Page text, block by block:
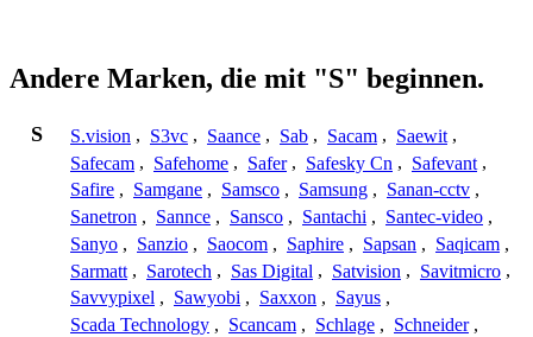
Andere Marken, die mit "S" beginnen.
S S.vision , S3vc , Saance , Sab , Sacam , Saewit ,
Safecam , Safehome , Safer , Safesky Cn , Safevant ,
Safire , Samgane , Samsco , Samsung , Sanan-cctv ,
Sanetron , Sannce , Sansco , Santachi , Santec-video ,
Sanyo , Sanzio , Saocom , Saphire , Sapsan , Saqicam ,
Sarmatt , Sarotech , Sas Digital , Satvision , Savitmicro ,
Savvypixel , Sawyobi , Saxxon , Sayus ,
Scada Technology , Scancam , Schlage , Schneider ,